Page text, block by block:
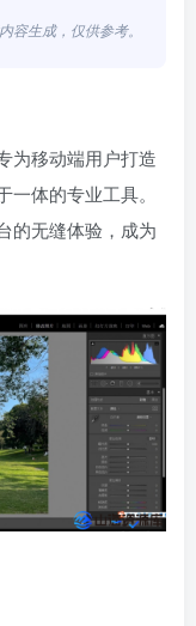
生成，仅供参考。
为移动端用户打造
体的专业工具。
的无缝体验，成为